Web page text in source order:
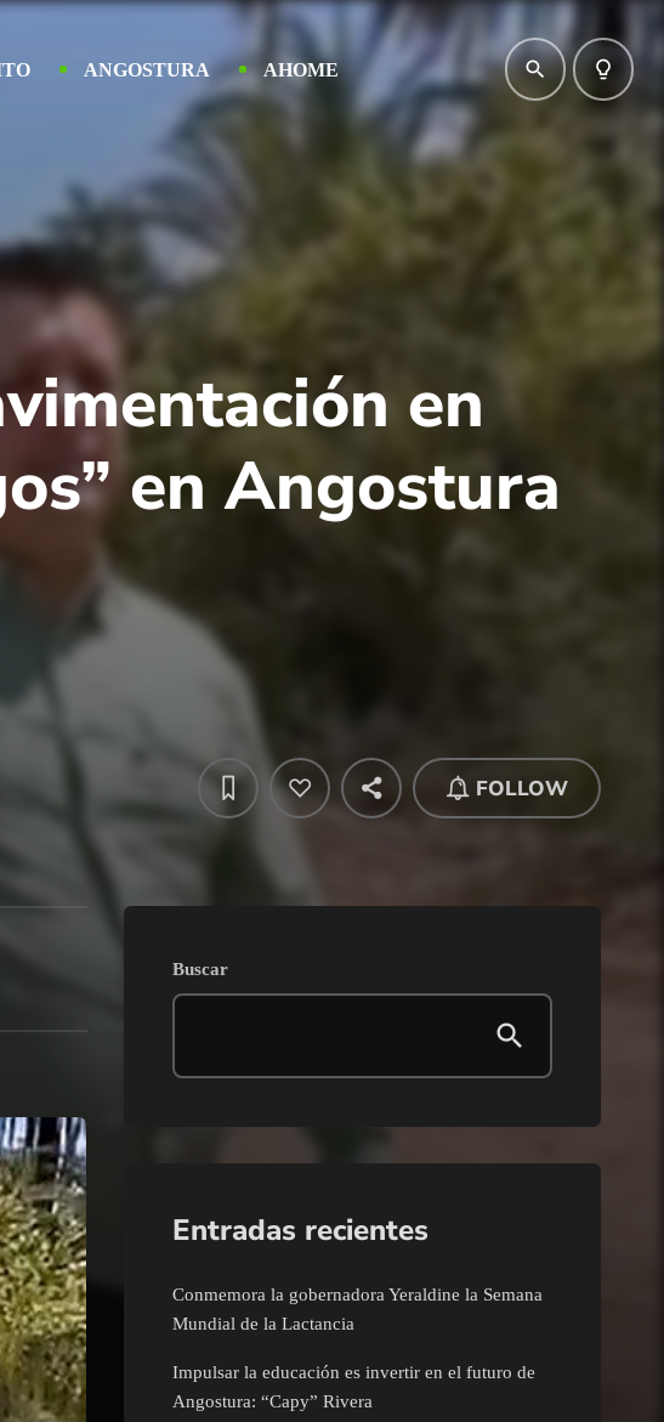
ANGOSTURA AHOME search lightbulb_outline
en
en Angostura
FOLLOW
Buscar
Entradas recientes
Conmemora la gobernadora Yeraldine la Semana
Mundial de la Lactancia
Impulsar la educación es invertir en el futuro de
Angostura: “Capy” Rivera